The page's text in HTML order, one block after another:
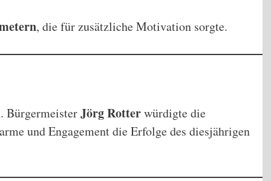
, die für zusätzliche Motivation sorgte.
BürgermeisterJörg Rotterwürdigte die
und Engagement die Erfolge des diesjährigen